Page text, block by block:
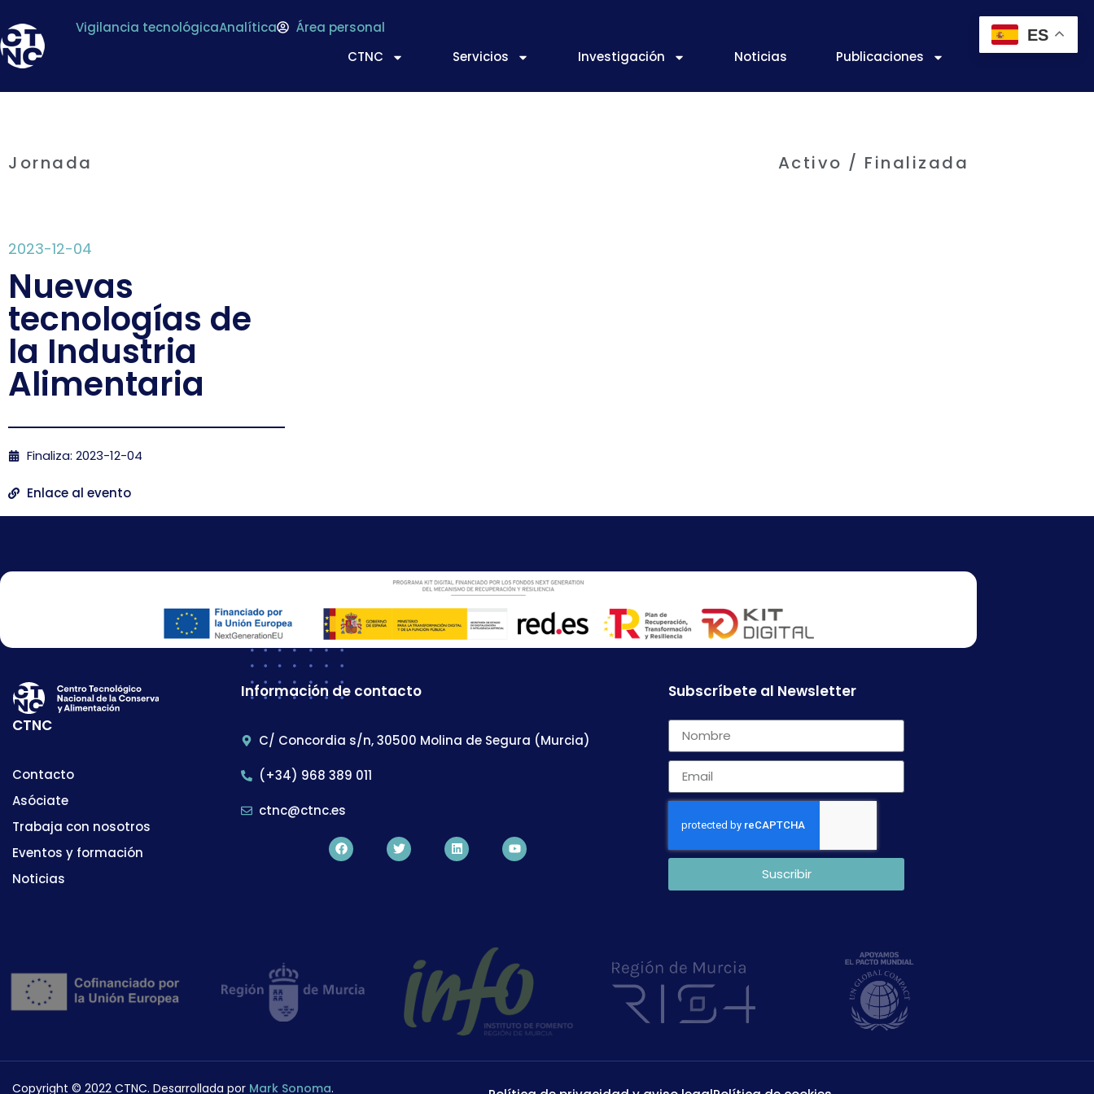
Vigilancia tecnológicaAnalítica
Área personal
CTNC
Servicios Investigación Noticias Publicaciones
Jornada Activo / Finalizada
2023-12-04
Nuevas
tecnologías de
la Industria
Alimentaria
Finaliza: 2023-12-04
Enlace al evento
CTNC
Contacto
Asóciate
Trabaja con nosotros
Eventos y formación
Noticias
Información de contacto
C/ Concordia s/n, 30500 Molina de Segura (Murcia)
(+34) 968 389 011
ctnc@ctnc.es
Subscríbete al Newsletter
Suscribir
Copyright © 2022 CTNC. Desarrollada por Mark Sonoma.
ES